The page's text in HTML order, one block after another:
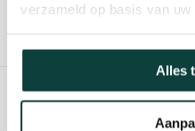
verzameld op basis van uw
Alles
GERELATEERDE